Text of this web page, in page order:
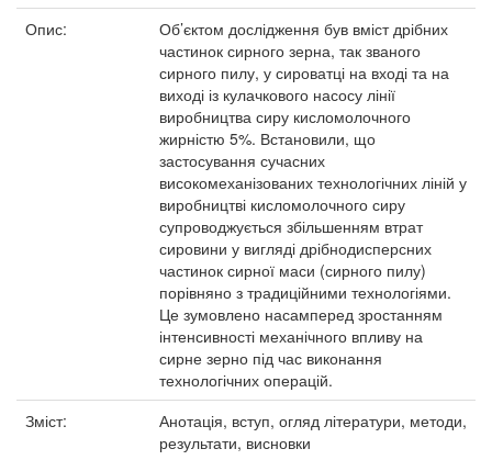
Опис:
Об’єктом дослідження був вміст дрібних
частинок сирного зерна, так званого
сирного пилу, у сироватці на вході та на
виході із кулачкового насосу лінії
виробництва сиру кисломолочного
жирністю 5%. Встановили, що
застосування сучасних
високомеханізованих технологічних ліній у
виробництві кисломолочного сиру
супроводжується збільшенням втрат
сировини у вигляді дрібнодисперсних
частинок сирної маси (сирного пилу)
порівняно з традиційними технологіями.
Це зумовлено насамперед зростанням
інтенсивності механічного впливу на
сирне зерно під час виконання
технологічних операцій.
Зміст:
Анотація, вступ, огляд літератури, методи,
результати, висновки